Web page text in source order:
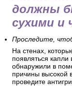
Перед
стен.
должны
сухими и